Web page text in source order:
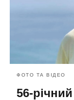
ФОТО ТА ВІДЕО
56-